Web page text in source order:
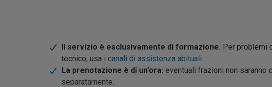
Il servizio è esclusivamente di formazione. Per problemi
tecnico, usa i canali di assistenza abituali.
La prenotazione è di un’ora: eventuali frazioni non saranno
separatamente.